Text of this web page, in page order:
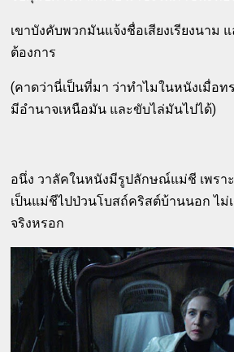
เขาบังคับพวกมันแจ้งชื่อเสียงเรียงนาม
ต้องการ
(คาดว่านี่เป็นที่มา ว่าทำไมในหนังเมื่อท
มีอำนาจเหนือมัน และขับไล่มันไปได้)
อนึ่ง วาลัคในหนังมีรูปลักษณ์แม่ชี เพราะ
เป็นแม่ชีไปป่วนโบสถ์คริสต์บ้านนอก ไม่
จริงหรอก